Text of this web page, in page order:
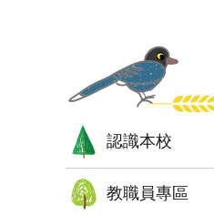
認識本校
教職員專區